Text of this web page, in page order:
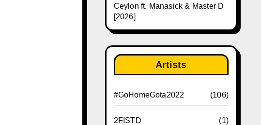
Ceylon ft. Manasick & Master D
[2026]
Artists
#GoHomeGota2022 (106)
2FISTD (1)